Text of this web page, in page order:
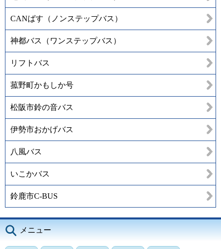
CANばす（ノンステップバス）
神都バス（ワンステップバス）
リフトバス
菰野町かもしか号
松阪市鈴の音バス
伊勢市おかげバス
八風バス
いこかバス
鈴鹿市C-BUS
メニュー